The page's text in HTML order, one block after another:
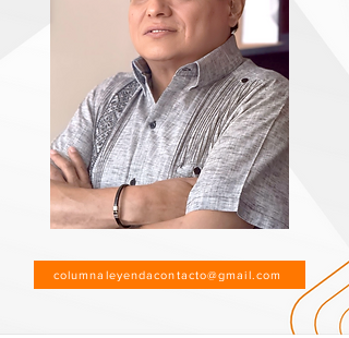
columnaleyendacontacto@gmail.com